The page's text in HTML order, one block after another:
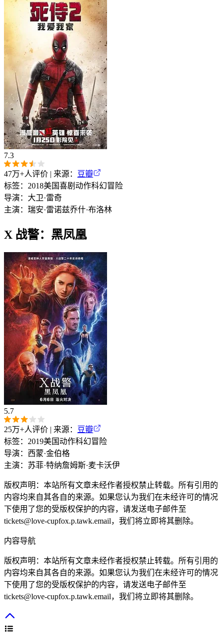
7.3
47万+人评价 | 来源：
豆瓣
标签： 2018美国喜剧 动作科幻冒险
导演： 大卫·雷奇
主演： 瑞安·雷诺兹乔什·布洛林
X 战警：黑凤凰
5.7
25万+人评价 | 来源：
豆瓣
标签： 2019美国动作科幻冒险
导演： 西蒙·金伯格
主演： 苏菲·特纳詹姆斯·麦卡沃伊
版权声明：本站所有文章未经作者授权禁止转载。所有引用的
内容均来自其各自的来源。如果您认为我们在未经许可的情况
下使用了您的受版权保护的内容，请发送电子邮件至
tickets@love-cupfox.p.tawk.email，我们将立即将其删除。
内容导航
版权声明：本站所有文章未经作者授权禁止转载。所有引用的
内容均来自其各自的来源。如果您认为我们在未经许可的情况
下使用了您的受版权保护的内容，请发送电子邮件至
tickets@love-cupfox.p.tawk.email，我们将立即将其删除。